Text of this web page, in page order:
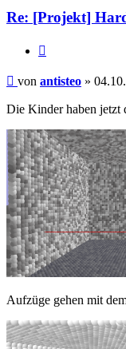
Re: [Projekt]
Beitrag
von antisteo »
Die Kinder haben jetzt
Aufzüge gehen mit